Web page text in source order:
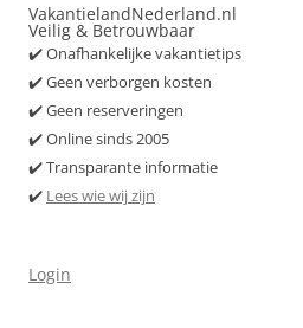
VakantielandNederland.nl
Veilig & Betrouwbaar
✔️ Onafhankelijke vakantietips
✔️ Geen verborgen kosten
✔️ Geen reserveringen
✔️ Online sinds 2005
✔️ Transparante informatie
✔️ Lees wie wij zijn
Login